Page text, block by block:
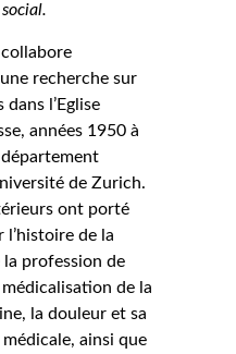
recherche sur
dans l’Eglise
années 1950 à
département
de Zurich.
ont porté
l’histoire de la
la profession de
de la
la douleur et sa
ainsi que